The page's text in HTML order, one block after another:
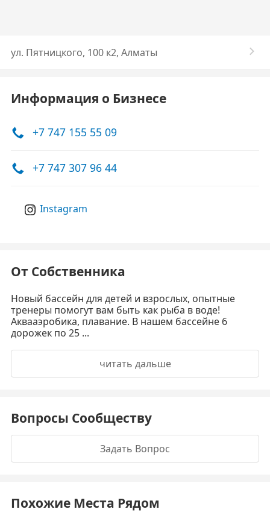
ул. Пятницкого, 100 к2, Алматы
Информация о Бизнесе
+7 747 155 55 09
+7 747 307 96 44
Instagram
От Собственника
Новый бассейн для детей и взрослых, опытные
тренеры помогут вам быть как рыба в воде!
Аквааэробика, плавание. В нашем бассейне 6
дорожек по 25 ...
читать дальше
Вопросы Сообществу
Задать Вопрос
Похожие Места Рядом